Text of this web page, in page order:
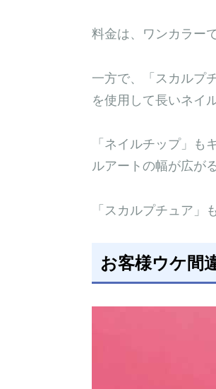
料金は、ワンカラー
一方で、「スカルプ
を使用して長いネイ
「ネイルチップ」
ルアートの幅が広が
「スカルプチュア
お客様ウケ間